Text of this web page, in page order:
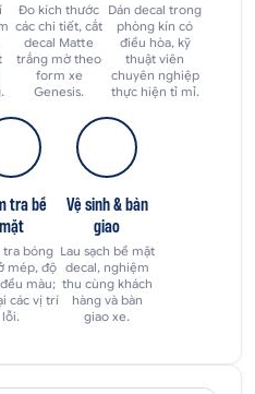
Đo kích thước
các chi tiết, cắt
decal Matte
trắng mờ theo
form xe
Genesis.
Dán decal trong
phòng kín có
điều hòa, kỹ
thuật viên
chuyên nghiệp
thực hiện tỉ mỉ.
tra bề
mặt
tra bóng
mép, độ
màu;
các vị trí
lỗi.
Vệ sinh & bàn
giao
Lau sạch bề mặt
decal, nghiệm
thu cùng khách
hàng và bàn
giao xe.